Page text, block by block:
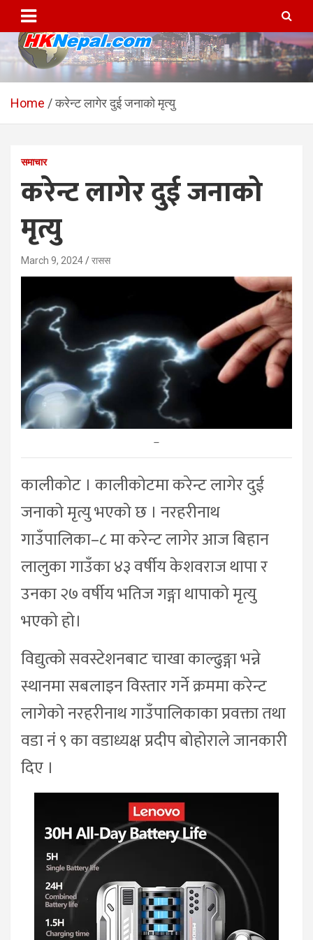
content
HKNepal.com – हङकङबाट
सञ्चालित पहिलो नेपाली अनलाईन
hknepal, hknepal.com, hk nepal, hk nepal com
Home करेन्ट लागेर दुई जनाको मृत्यु
समाचार
करेन्ट लागेर दुई जनाको
मृत्यु
March 9, 2024 रासस
–
कालीकोट । कालीकोटमा करेन्ट लागेर दुई
जनाको मृत्यु भएको छ । नरहरीनाथ
गाउँपालिका–८ मा करेन्ट लागेर आज बिहान
लालुका गाउँका ४३ वर्षीय केशवराज थापा र
उनका २७ वर्षीय भतिज गङ्गा थापाको मृत्यु
भएको हो।
विद्युत्को सवस्टेशनबाट चाखा काल्ढुङ्गा भन्ने
स्थानमा सबलाइन विस्तार गर्ने क्रममा करेन्ट
लागेको नरहरीनाथ गाउँपालिकाका प्रवक्ता तथा
वडा नं ९ का वडाध्यक्ष प्रदीप बोहोराले जानकारी
दिए ।